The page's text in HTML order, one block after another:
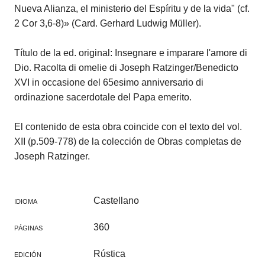
Nueva Alianza, el ministerio del Espíritu y de la vida" (cf.
2 Cor 3,6-8)» (Card. Gerhard Ludwig Müller).
Título de la ed. original: Insegnare e imparare l'amore di
Dio. Racolta di omelie di Joseph Ratzinger/Benedicto
XVI in occasione del 65esimo anniversario di
ordinazione sacerdotale del Papa emerito.
El contenido de esta obra coincide con el texto del vol.
XII (p.509-778) de la colección de Obras completas de
Joseph Ratzinger.
IDIOMA Castellano
PÁGINAS 360
EDICIÓN Rústica